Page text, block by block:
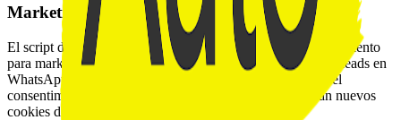
Marketing y Meta Pixel
El script de Meta Pixel se bloquea hasta que das tu consentimiento
para marketing. Tras el opt-in capturamos vistas de página, leads en
WhatsApp, profundidad de scroll y secciones. Si revocas el
consentimiento, el seguimiento se detiene y no se generan nuevos
cookies de marketing.